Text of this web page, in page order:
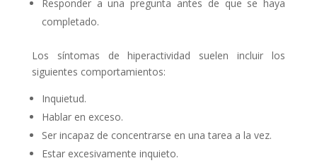
Responder a una pregunta antes de que se haya
completado.
Los síntomas de hiperactividad suelen incluir los
siguientes comportamientos:
Inquietud.
Hablar en exceso.
Ser incapaz de concentrarse en una tarea a la vez.
Estar excesivamente inquieto.